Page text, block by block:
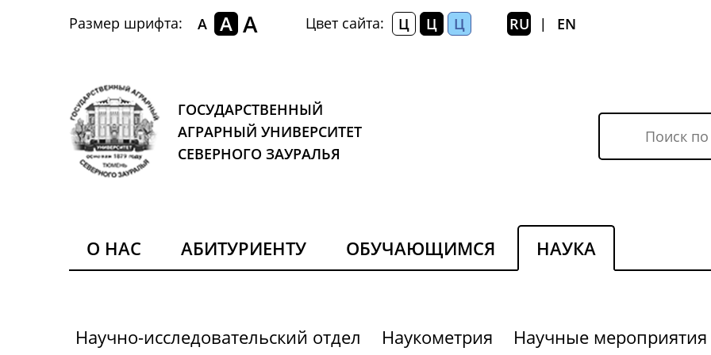
Размер шрифта: A A A Цвет сайта: Ц Ц Ц RU EN
ГОСУДАРСТВЕННЫЙ
АГРАРНЫЙ УНИВЕРСИТЕТ
СЕВЕРНОГО ЗАУРАЛЬЯ
О НАС АБИТУРИЕНТУ ОБУЧАЮЩИМСЯ НАУКА
Научно-исследовательский отдел Наукометрия Научные мероприятия